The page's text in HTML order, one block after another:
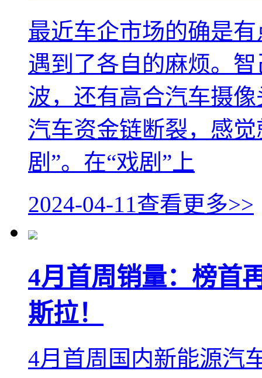
最近车企市场的确是
遇到了各自的麻烦。
波，还有高合汽车摄
汽车资金链断裂，感
剧”。在“戏剧”上
2024-04-11查看更多>>
4月首周销量：榜首
斯拉！
4月首周国内新能源汽